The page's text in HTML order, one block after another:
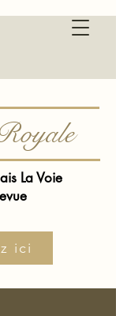
La Voie
ici